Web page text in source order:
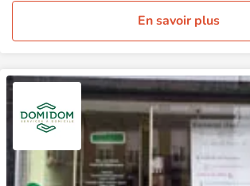
En savoir plus